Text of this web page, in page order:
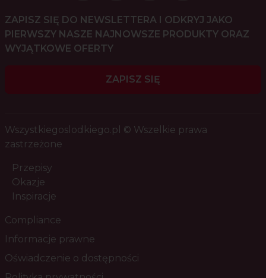
ZAPISZ SIĘ DO NEWSLETTERA I ODKRYJ JAKO
PIERWSZY NASZE NAJNOWSZE PRODUKTY ORAZ
WYJĄTKOWE OFERTY
ZAPISZ SIĘ
Wszystkiegoslodkiego.pl © Wszelkie prawa
zastrzeżone
Przepisy
Okazje
Inspiracje
Compliance
Informacje prawne
Oświadczenie o dostępności